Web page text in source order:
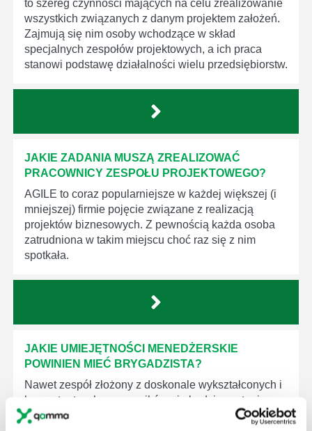
to szereg czynności mających na celu zrealizowanie
wszystkich związanych z danym projektem założeń.
Zajmują się nim osoby wchodzące w skład
specjalnych zespołów projektowych, a ich praca
stanowi podstawę działalności wielu przedsiębiorstw.
JAKIE ZADANIA MUSZĄ ZREALIZOWAĆ
PRACOWNICY ZESPOŁU PROJEKTOWEGO?
AGILE to coraz popularniejsze w każdej większej (i
mniejszej) firmie pojęcie związane z realizacją
projektów biznesowych. Z pewnością każda osoba
zatrudniona w takim miejscu choć raz się z nim
spotkała.
JAKIE UMIEJĘTNOŚCI MENEDŻERSKIE
POWINIEN MIEĆ BRYGADZISTA?
Nawet zespół złożony z doskonale wykształconych i
kompetentnych pracowników nie będzie w stanie
sprawnie realizować swoich zadań, jeśli zabraknie w